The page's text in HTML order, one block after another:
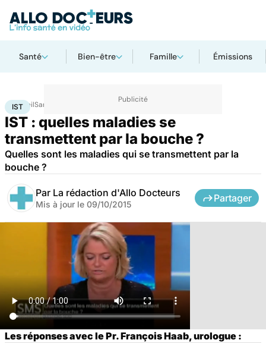
Santé Bien-être Famille Émissions
AccueilSanté
IST
IST : quelles maladies se
transmettent par la bouche ?
Quelles sont les maladies qui se transmettent par la
bouche ?
Par La rédaction d'Allo Docteurs
Mis à jour le 09/10/2015
Partager
Les réponses avec le Pr. François Haab, urologue :